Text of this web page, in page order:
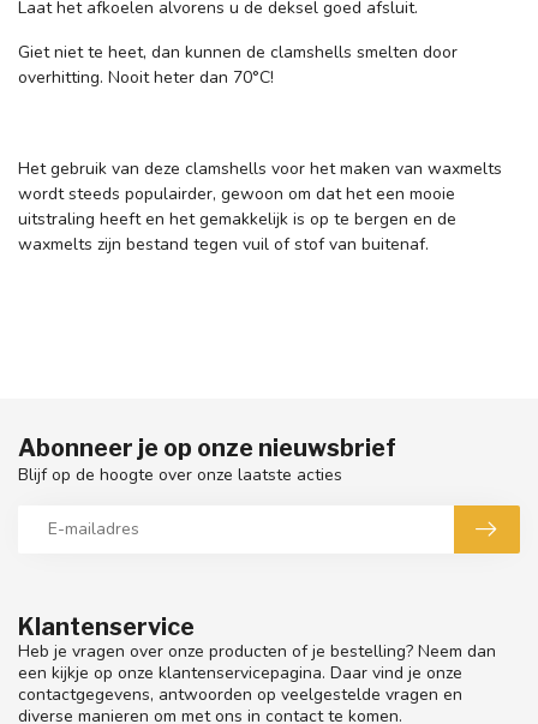
Laat het afkoelen alvorens u de deksel goed afsluit.
Giet niet te heet, dan kunnen de clamshells smelten door
overhitting. Nooit heter dan 70°C!
Het gebruik van deze clamshells voor het maken van waxmelts
wordt steeds populairder, gewoon om dat het een mooie
uitstraling heeft en het gemakkelijk is op te bergen en de
waxmelts zijn bestand tegen vuil of stof van buitenaf.
Klantenservice
Heb je vragen over onze producten of je bestelling? Neem dan
een kijkje op onze klantenservicepagina. Daar vind je onze
contactgegevens, antwoorden op veelgestelde vragen en
diverse manieren om met ons in contact te komen.
Abonneer je op onze nieuwsbrief
Blijf op de hoogte over onze laatste acties